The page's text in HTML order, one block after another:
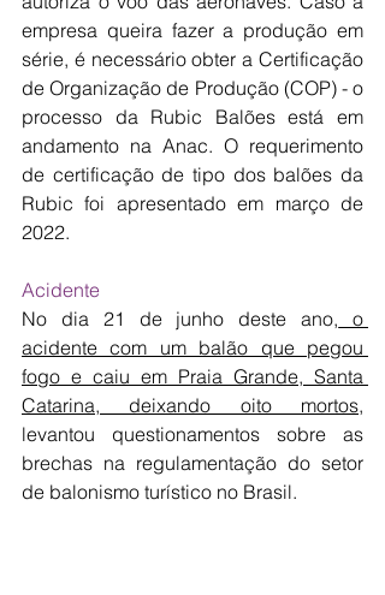
empresa queira fazer a produção em
série, é necessário obter a Certificação
de Organização de Produção (COP) - o
processo da Rubic Balões está em
andamento na Anac. O requerimento
de certificação de tipo dos balões da
Rubic foi apresentado em março de
2022.
Acidente
No dia 21 de junho deste ano, o
acidente com um balão que pegou
fogo e caiu em Praia Grande, Santa
Catarina, deixando oito mortos,
levantou questionamentos sobre as
brechas na regulamentação do setor
de balonismo turístico no Brasil.